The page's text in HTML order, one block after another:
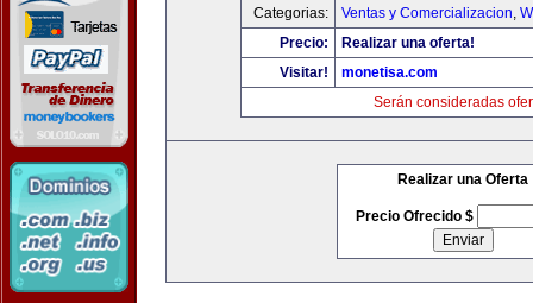
Categorias:
Ventas y Comercializacion,
Precio:
Realizar una oferta!
Visitar!
monetisa.com
Serán consideradas
Realizar una Oferta
Precio Ofrecido $